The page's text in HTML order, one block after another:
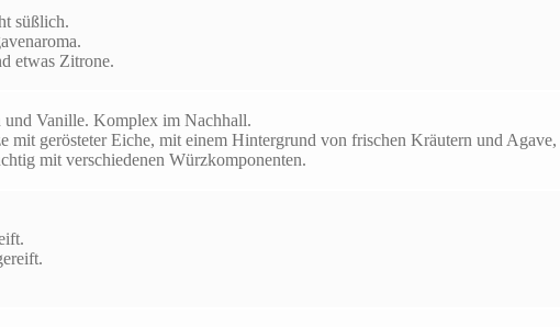
süßlich.
etwas Zitrone.
und Vanille. Komplex im Nachhall.
gerösteter Eiche, mit einem Hintergrund von frischen Kräutern und
mit verschiedenen Würzkomponenten.